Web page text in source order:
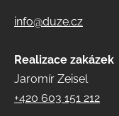
info@duze.cz
Realizace zakázek
Jaromír Zeisel
+420 603 151 212